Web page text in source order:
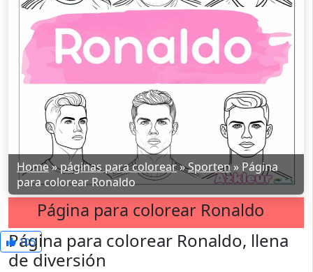
Home»páginas para colorear»Sporten» Página
para colorear Ronaldo
Página para colorear Ronaldo
105
Página para colorear Ronaldo, llena
de diversión